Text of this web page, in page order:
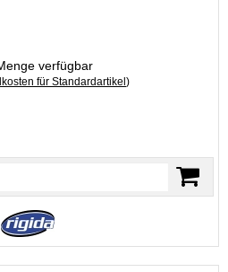
verfügbar
für Standardartikel )